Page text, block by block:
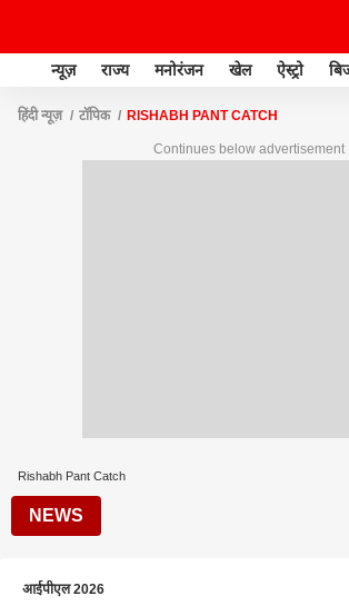
न्यूज़ राज्य मनोरंजन खेल ऐस्ट्रो
हिंदी न्यूज़ टॉपिक RISHABH PANT CATCH
Continues below advertisement
Rishabh Pant Catch
NEWS
आईपीएल 2026